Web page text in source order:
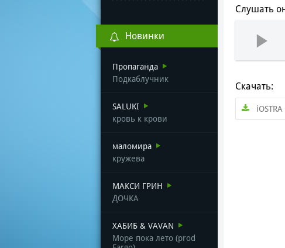
Новинки
Пропаганда
Подкаблучник
SALUKI
кровь к крови
маломира
кружева
МАКСИ ГРИН
ДОЧКА
ХАБИБ & VAVAN
Море пока лето (prod
Слушать
Скачать: